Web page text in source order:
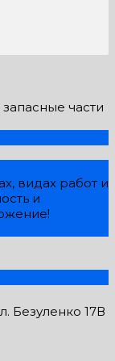
части
видах работ и
и
Безуленко 17В